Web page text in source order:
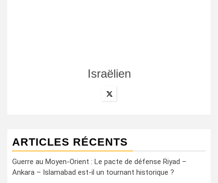
Israëlien
ARTICLES RÉCENTS
Guerre au Moyen-Orient : Le pacte de défense Riyad –
Ankara – Islamabad est-il un tournant historique ?